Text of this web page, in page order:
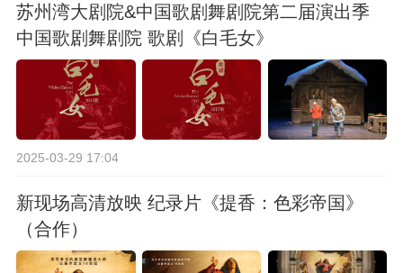
苏州湾大剧院&中国歌剧舞剧院第二届演出季
中国歌剧舞剧院 歌剧《白毛女》
2025-03-29 17:04
新现场高清放映 纪录片《提香：色彩帝国》
（合作）